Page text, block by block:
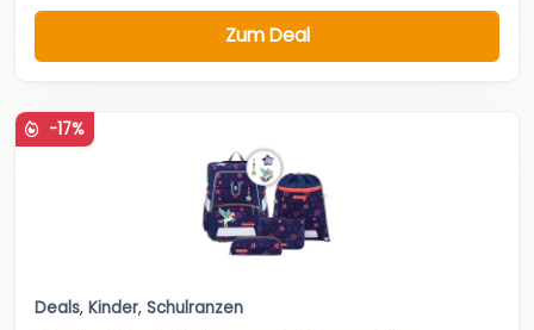
Zum Deal
-17%
Deals, Kinder, Schulranzen